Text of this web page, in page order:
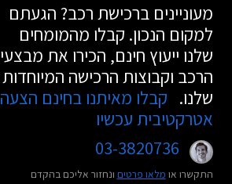
מעוניינים ברכישת רכב? הגעתם
למקום הנכון. קבלו מהמומחים
שלנו ייעוץ חינם, הכירו את מבצעי
הרכב וקבוצות הרכישה המיוחדות
שלנו. קבלו מאיתנו בחינם הצעה
אטרקטיבית עכשיו
03-3820736
התקשרו או מלאו פרטים ונחזור אליכם בהקדם